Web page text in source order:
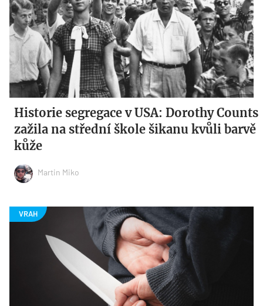
Historie segregace v USA: Dorothy Counts
zažila na střední škole šikanu kvůli barvě
kůže
Martin Miko